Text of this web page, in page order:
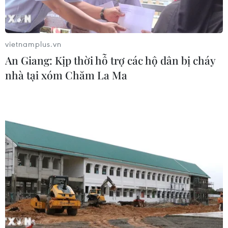
Lâm Đồng vào cao điểm vụ cá Nam,
ngư dân phấn khởi vươn khơi
06/08/2026 09:06
06/08/2026 09:03
Giá vàng tăng phiên thứ tư liên tiếp,
chạm mức cao nhất trong 7 tuần
06/08/2026 08:36
vietnamplus.vn
An Giang: Kịp thời hỗ trợ các hộ dân bị cháy
nhà tại xóm Chăm La Ma